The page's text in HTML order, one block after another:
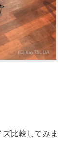
比較してみま